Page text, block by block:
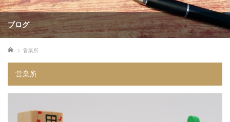
ブログ
ホーム 営業所
営業所